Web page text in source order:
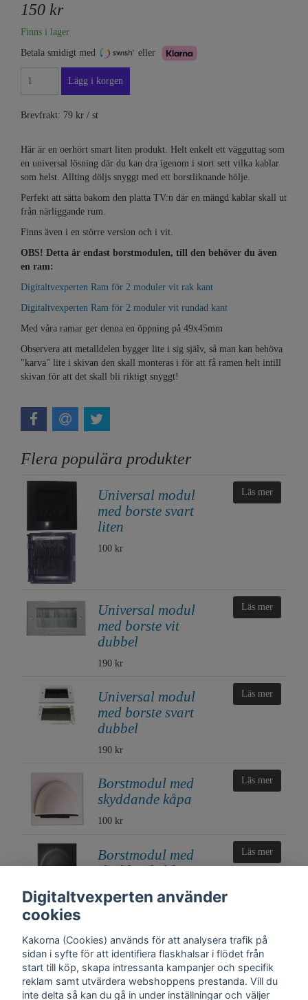
150 kr
Finns i lager
Betala smidigt med
eller
Brevfrakt: 79 kr / st
Här är en oerhört smart liten produkt. Helt enkelt ett vägguttag som
en universal lösning där du kan dra igenom i stort sett vilka kablar
som helst. Allting döljs snyggt med ett borstliknande hölje.
Perfekt att sätta bakom den platta TV:n där en mängd kablar skall ut
från närliggande rum.
Finns även i en större version och i vit.
OBS! Detta är endast borstmodulen, till den behöver du även
en ram:
Digitaltvexperten Ram för 2 moduler vit rak kant
Digitaltvexperten Ram för 2 moduler vit rundad kant
Med våra ramar ger denna en öppning på 49x45mm
Observera att metalldelen bygger lite i sig själv, så man kan behöva
"karva" lite i skivan den skall monteras i för att få ramen helt intill
skivan för att det skall bli riktigt snyggt!
Flera populära produkter
Universal modul
med borste svart
liten
100 kr
Läs mer
Universal modul
med borste vit
dubbel
190 kr
Läs mer
Universal modul
med borste svart
dubbel
190 kr
Läs mer
Borstmodul med
skyddande kåpa
100 kr
Läs mer
Borstmodul med
skyddande kåpa
100 kr
Läs mer
Digitaltvexperten använder
cookies
Kakorna (Cookies) används för att analysera trafik på
sidan i syfte för att identifiera flaskhalsar i flödet från
start till köp, skapa intressanta kampanjer och specifik
reklam samt utvärdera webshoppens prestanda. Vill du
inte delta så kan du gå in under inställningar och väljer